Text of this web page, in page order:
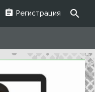
Регистрация